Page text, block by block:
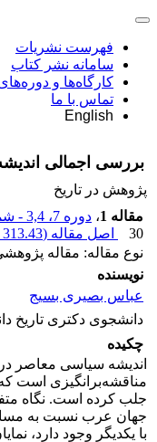
فهرست نشریات
سامانه نشر کتاب
کارگاه‌ها و
تماس با ما
English
بررسی اجمالی
پژوهش در تاریخ
مقاله 1
، دوره 7، 3,4 - شماره پیاپی 19
30
اصل مقاله (313.43 K
نوع مقاله: مقاله
نویسنده
عباس بصیری بسیج
دانشجوی دکتری تاریخ
چکیده
اندیشه سیاسی معاصر
مناقشه‌برانگیزی است
جلب کرده است. نگاه
جهان عرب نسبت به
با یکدیگر وجود دارد،